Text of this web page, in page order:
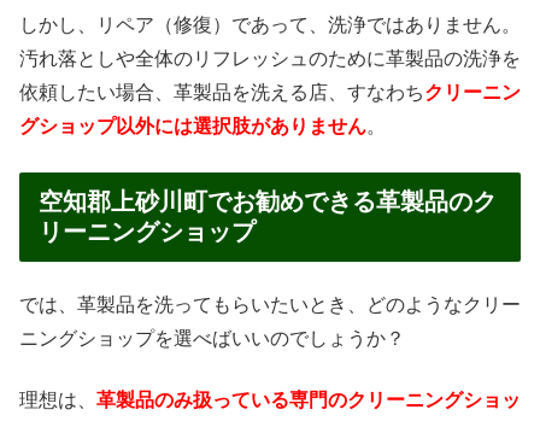
しかし、リペア（修復）であって、洗浄ではありません。
汚れ落としや全体のリフレッシュのために革製品の洗浄を
依頼したい場合、革製品を洗える店、すなわちクリーニン
グショップ以外には選択肢がありません。
空知郡上砂川町でお勧めできる革製品のク
リーニングショップ
では、革製品を洗ってもらいたいとき、どのようなクリー
ニングショップを選べばいいのでしょうか？
理想は、 革製品のみ扱っている専門のクリーニングショッ